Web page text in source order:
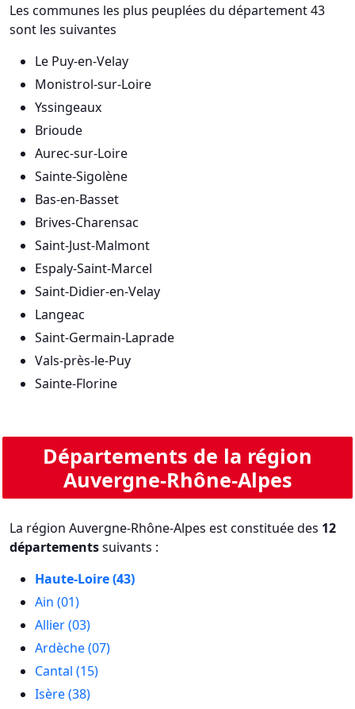
Les communes les plus peuplées du département 43
sont les suivantes
Le Puy-en-Velay
Monistrol-sur-Loire
Yssingeaux
Brioude
Aurec-sur-Loire
Sainte-Sigolène
Bas-en-Basset
Brives-Charensac
Saint-Just-Malmont
Espaly-Saint-Marcel
Saint-Didier-en-Velay
Langeac
Saint-Germain-Laprade
Vals-près-le-Puy
Sainte-Florine
Départements de la région
Auvergne-Rhône-Alpes
La région Auvergne-Rhône-Alpes est constituée des 12
départementssuivants :
Haute-Loire (43)
Ain (01)
Allier (03)
Ardèche (07)
Cantal (15)
Isère (38)